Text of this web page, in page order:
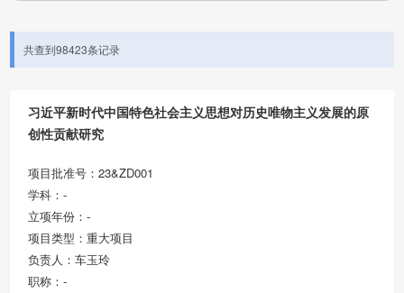
共查到98423条记录
习近平新时代中国特色社会主义思想对历史唯物主义发展的原
创性贡献研究
项目批准号：23&ZD001
学科：-
立项年份：-
项目类型：重大项目
负责人：车玉玲
职称：-